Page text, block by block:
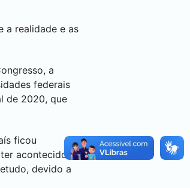
a realidade e as
a
federais
de 2020, que
ficou
acontecido
devido a